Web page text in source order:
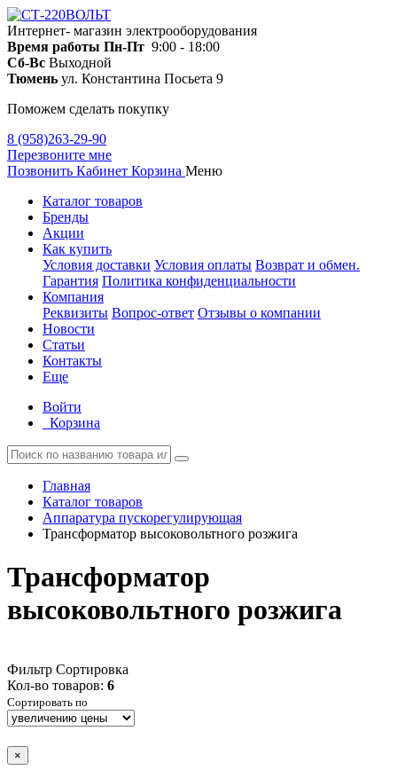
Интернет- магазин электрооборудования
Время работы Пн-Пт 9:00 - 18:00
Сб-Вс Выходной
Тюмень ул. Константина Посьета 9
Поможем сделать покупку
8 (958)263-29-90
Перезвоните мне
Позвонить Кабинет Корзина Меню
Каталог товаров
Бренды
Акции
Как купить
Условия доставки Условия оплаты Возврат и обмен.
Гарантия Политика конфиденциальности
Компания
Реквизиты Вопрос-ответ Отзывы о компании
Новости
Статьи
Контакты
Еще
Войти
Корзина
Главная
Каталог товаров
Аппаратура пускорегулирующая
Трансформатор высоковольтного розжига
Трансформатор
высоковольтного розжига
Фильтр Сортировка
Кол-во товаров: 6
Сортировать по
×